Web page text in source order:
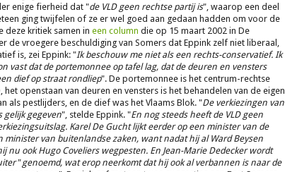
enige fierheid dat "de VLD geen rechtse partij is", waarop een deel
ging twijfelen of ze er wel goed aan gedaan hadden om voor de
deze kritiek samen in een column die op 15 maart 2002 in De
de vroegere beschuldiging van Somers dat Eppink zelf niet liberaal,
is, zei Eppink: "Ik beschouw me niet als een rechts-conservatief. Ik
vast dat de portemonnee op tafel lag, dat de deuren en vensters
dief op straat rondliep". De portemonnee is het centrum-rechtse
het openstaan van deuren en vensters is het behandelen van de eigen
als pestlijders, en de dief was het Vlaams Blok. "De verkiezingen van
gelijk gegeven", stelde Eppink. "En nog steeds heeft de VLD geen
Karel De Gucht lijkt eerder op een minister van de
minister van buitenlandse zaken, want nadat hij al Ward Beysen
nu ook Hugo Coveliers wegpesten. En Jean-Marie Dedecker wordt
genoemd, wat erop neerkomt dat hij ook al verbannen is naar de